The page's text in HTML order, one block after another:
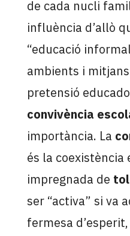
de cada nucli
influència d’allò
“educació
ambients i
pretensió
convivència
importància. La
és la coexistència
impregnada de
ser “activa” si va
fermesa